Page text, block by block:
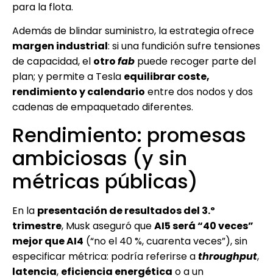
para la flota.
Además de blindar suministro, la estrategia ofrece
margen industrial: si una fundición sufre tensiones
de capacidad, el otrofab puede recoger parte del
plan; y permite a Tesla equilibrar coste,
rendimiento y calendario entre dos nodos y dos
cadenas de empaquetado diferentes.
Rendimiento: promesas
ambiciosas (y sin
métricas públicas)
En la presentación de resultados del 3.º
trimestre, Musk aseguró queAI5 será “40 veces”
mejor que AI4 (“no el 40 %, cuarenta veces”), sin
especificar métrica: podría referirse athroughput,
latencia, eficiencia energética o a un